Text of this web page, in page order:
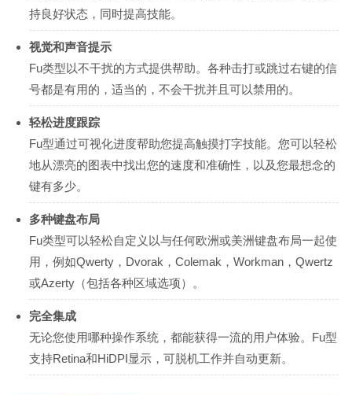
持良好状态，同时提高技能。
视觉和声音提示
Fu类型以不干扰的方式提供帮助。各种击打或跳过右键的信
号都是有用的，适当的，不会干扰并且可以禁用的。
轻松进度跟踪
Fu型通过可视化进度帮助您提高触摸打字技能。您可以轻松
地从漂亮的图表中找出您的速度和准确性，以及您最想念的
键有多少。
多种键盘布局
Fu类型可以轻松自定义以与任何欧洲或美洲键盘布局一起使
用，例如Qwerty，Dvorak，Colemak，Workman，Qwertz
或Azerty（包括各种区域选项）。
完全集成
无论您使用哪种操作系统，都能获得一流的用户体验。Fu型
支持Retina和HiDPI显示，可脱机工作并自动更新。